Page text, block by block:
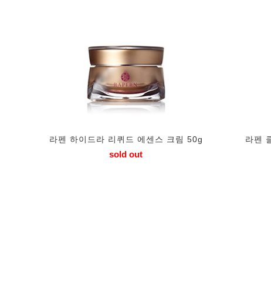
라펜 하이드라 리퀴드 에센스 크림 50g
sold out
라펜